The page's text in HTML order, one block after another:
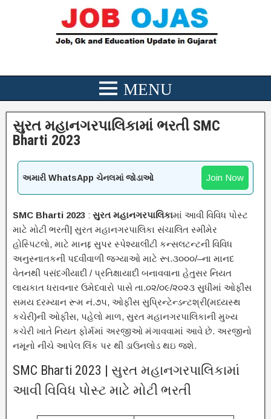
સુરત મહાનગરપાલિકામાં ભરતી SMC
Bharti 2023
અમારી WhatsApp ચેનલમાં જોડાઓ Join Now
SMC Bharti 2023 : સુરત મહાનગરપાલિકામાં આવી વિવિધ પોસ્ટ
માટે મોટી ભરતી| સુરત મહાનગરપાલિકા સંચાલિત સ્મીમેર
હોસ્પિટલો, માટે માનદ્દ સુપર સ્પેશ્યાલીટી કન્સલટન્ટની વિવિધ
અનુસ્નાતકની પદવીવાળી જગ્યાઓ માટે રૂા.૩૦૦૦/–ના માનદ
વેતનથી પસંદગીયાદી / પ્રતિક્ષાયાદી બનાવવાના હેતુસર નિયત
લાયકાત ધરાવનાર ઉમેદવારો પાસે તા.૦૨/૦૯/૨૦૨૩ સુધીમાં ઓફીસ
સમય દરમ્યાન રૂમ નં.૭૫, ઓફીસ સુપ્રિન્ટેન્ડન્ટશ્રી(મધ્યસ્થ
કચેરી)ની ઓફીસ, પહેલો માળ, સુરત મહાનગરપાલિકાની મુખ્ય
કચેરી ખાતે નિયત ફોર્મમાં અરજીઓ મંગાવવામાં આવે છે. અરજીનો
નમૂનો નીચે આપેલ લિંક પર થી ડાઉનલોડ થઇ જશે.
SMC Bharti 2023 | સુરત મહાનગરપાલિકામાં
આવી વિવિધ પોસ્ટ માટે મોટી ભરતી